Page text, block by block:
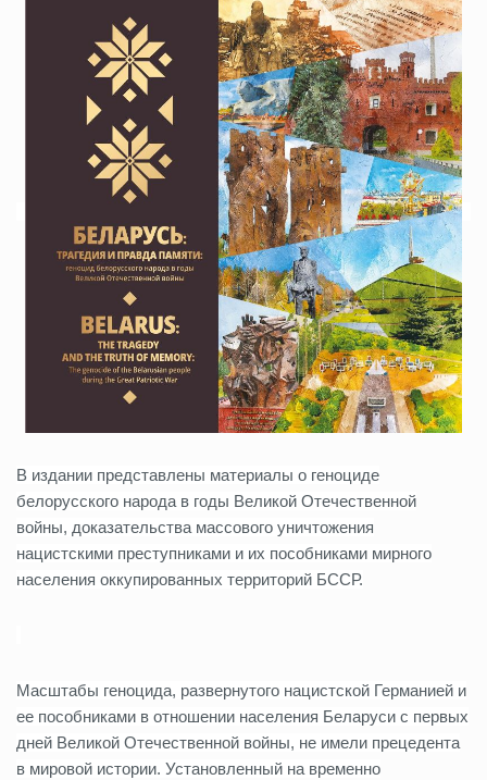
В издании представлены материалы о геноциде
белорусского народа в годы Великой Отечественной
войны, доказательства массового уничтожения
нацистскими преступниками и их пособниками мирного
населения оккупированных территорий БССР.
Масштабы геноцида, развернутого нацистской Германией и
ее пособниками в отношении населения Беларуси с первых
дней Великой Отечественной войны, не имели прецедента
в мировой истории. Установленный на временно